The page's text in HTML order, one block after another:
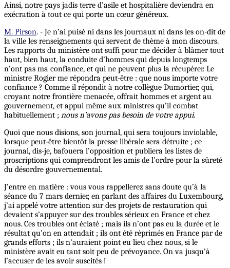
Ainsi, notre pays jadis terre d’asile et hospitalière deviendra en
exécration à tout ce qui porte un cœur généreux.
M. Pirson. - Je n’ai puisé ni dans les journaux ni dans les on-dit de
la ville les renseignements qui servent de thème à mon discours.
Les rapports du ministère ont suffi pour me décider à blâmer tout
haut, bien haut, la conduite d’hommes qui depuis longtemps
n’ont pas ma confiance, et qui ne peuvent plus la récupérer. Le
ministre Rogier me répondra peut-être : que nous importe votre
confiance ? Comme il répondit à notre collègue Dumortier, qui,
croyant notre frontière menacée, offrait hommes et argent au
gouvernement, et appui même aux ministres qu’il combat
habituellement ; nous n’avons pas besoin de votre appui.
Quoi que nous disions, son journal, qui sera toujours inviolable,
lorsque peut-être bientôt la presse libérale sera détruite ; ce
journal, dis-je, bafouera l’opposition et publiera les listes de
proscriptions qui comprendront les amis de l’ordre pour la sûreté
du désordre gouvernemental.
J’entre en matière : vous vous rappellerez sans doute qu’à la
séance du 7 mars dernier, en parlant des affaires du Luxembourg,
j’ai appelé votre attention sur des projets de restauration qui
devaient s’appuyer sur des troubles sérieux en France et chez
nous. Ces troubles ont éclaté ; mais ils n’ont pas eu la durée et le
résultat qu’on en attendait ; ils ont été réprimés en France par de
grands efforts ; ils n’auraient point eu lieu chez nous, si le
ministère avait eu tant soit peu de prévoyance. On va jusqu’à
l’accuser de les avoir suscités !